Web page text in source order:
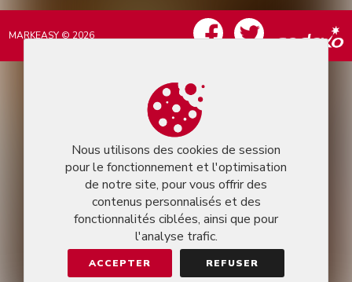
Nous utilisons des cookies de session
pour le fonctionnement et l'optimisation
de notre site, pour vous offrir des
contenus personnalisés et des
fonctionnalités ciblées, ainsi que pour
l'analyse trafic.
ACCEPTER REFUSER
MARKEASY © 2026